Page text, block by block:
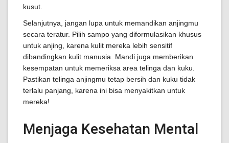
kusut.
Selanjutnya, jangan lupa untuk memandikan anjingmu
secara teratur. Pilih sampo yang diformulasikan khusus
untuk anjing, karena kulit mereka lebih sensitif
dibandingkan kulit manusia. Mandi juga memberikan
kesempatan untuk memeriksa area telinga dan kuku.
Pastikan telinga anjingmu tetap bersih dan kuku tidak
terlalu panjang, karena ini bisa menyakitkan untuk
mereka!
Menjaga Kesehatan Mental